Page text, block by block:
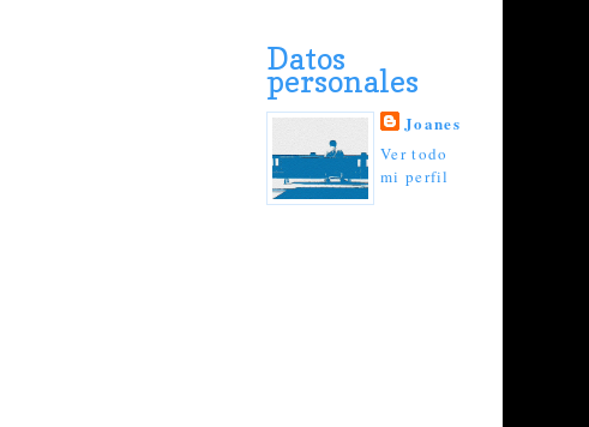
Datos
personales
Joanes
Ver todo
mi perfil